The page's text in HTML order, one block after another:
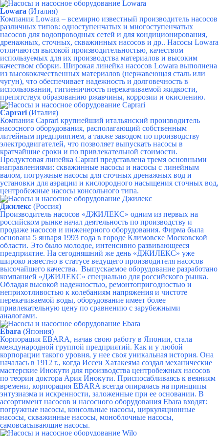
Lowara (Италия)
Компания Lowara – всемирно известный производитель насосов
различных типов: одноступенчатых и многоступенчатых
насосов для водопроводных сетей и для кондиционирования,
дренажных, сточных, скважинных насосов и др.. Насосы Lowara
отличаются высокой производительностью, качеством
используемых для их производства материалов и высоким
качеством сборки. Широкая линейка насосов Lowara выполнена
из высококачественных материалов (нержавеющая сталь или
чугун), что обеспечивает надежность и долговечность в
использовании, гигиеничность перекачиваемой жидкости,
препятствуя образованию ржавчины, коррозии и окислению.
Caprari (Италия)
Компания Caprari крупнейший итальянский производитель
насосного оборудования, располагающий собственным
литейным предприятием, а также заводом по производству
электродвигателей, что позволяет выпускать насосы в
кратчайшие сроки и по привлекательной стоимости.
Продуктовая линейка Caprari представлена тремя основными
направлениями: скважинные насосы и насосы с линейным
валом, погружные насосы для сточных дренажных вод и
установки для аэрации и кислородного насыщения сточных вод,
центробежные насосы консольного типа.
Джилекс (Россия)
Производитель насосов «ДЖИЛЕКС» одним из первых на
российском рынке начал деятельность по производству и
продаже насосов и инженерного оборудования. Фирма была
основана 5 января 1993 года в городе Климовске Московской
области. Это было молодое, интенсивно развивающееся
предприятие. На сегодняшний же день «ДЖИЛЕКС» уже
широко известно в статусе ведущего производителя насосов
высочайшего качества. Выпускаемое оборудование разработано
компанией «ДЖИЛЕКС» специально для российского рынка.
Обладая высокой надежностью, ремонтопригодностью и
неприхотливостью к колебаниям напряжения и чистоте
перекачиваемой воды, оборудование имеет более
привлекательную цену по сравнению с зарубежными
аналогами.
Ebara (Япония)
Корпорация EBARA, начав свою работу в Японии, стала
международной группой предприятий. Как и у любой
корпорации такого уровня, у нее своя уникальная история. Она
началась в 1912 г., когда Иссеи Хатакеяма создал механические
мастерские Инокути для производства центробежных насосов
по теории доктора Ария Инокути. Приспосабливаясь к веяниям
времени, корпорация EBARA всегда опиралась на принципы
энтузиазма и искренности, заложенные при ее основании. В
ассортимент насосов и насосного оборудования Ebara входят:
погружные насосы, консольные насосы, циркуляционные
насосы, скважинные насосы, моноблочные насосы,
самовсасывающие насосы.